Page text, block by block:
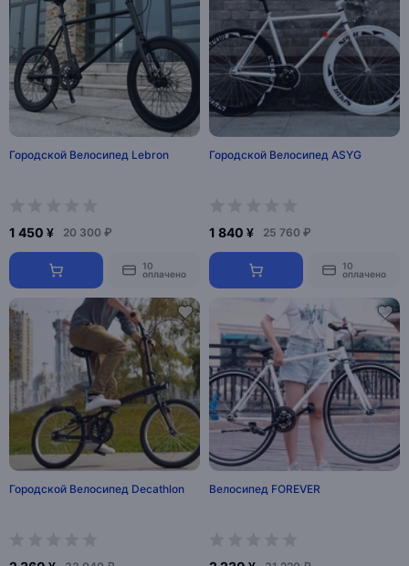
Городской Велосипед Lebron
1 450 ¥ 20 300 ₽
10
оплачено
Городской Велосипед ASYG
1 840 ¥ 25 760 ₽
10
оплачено
Городской Велосипед Decathlon Велосипед FOREVER